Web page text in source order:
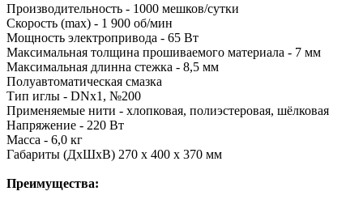
Производительность - 1000 мешков/сутки
Скорость (max) - 1 900 об/мин
Мощность электропривода - 65 Вт
Максимальная толщина прошиваемого материала - 7 мм
Максимальная длинна стежка - 8,5 мм
Полуавтоматическая смазка
Тип иглы - DNx1, №200
Применяемые нити - хлопковая, полиэстеровая, шёлковая
Напряжение - 220 Вт
Масса - 6,0 кг
Габариты (ДхШхВ) 270 х 400 х 370 мм
Преимущества: